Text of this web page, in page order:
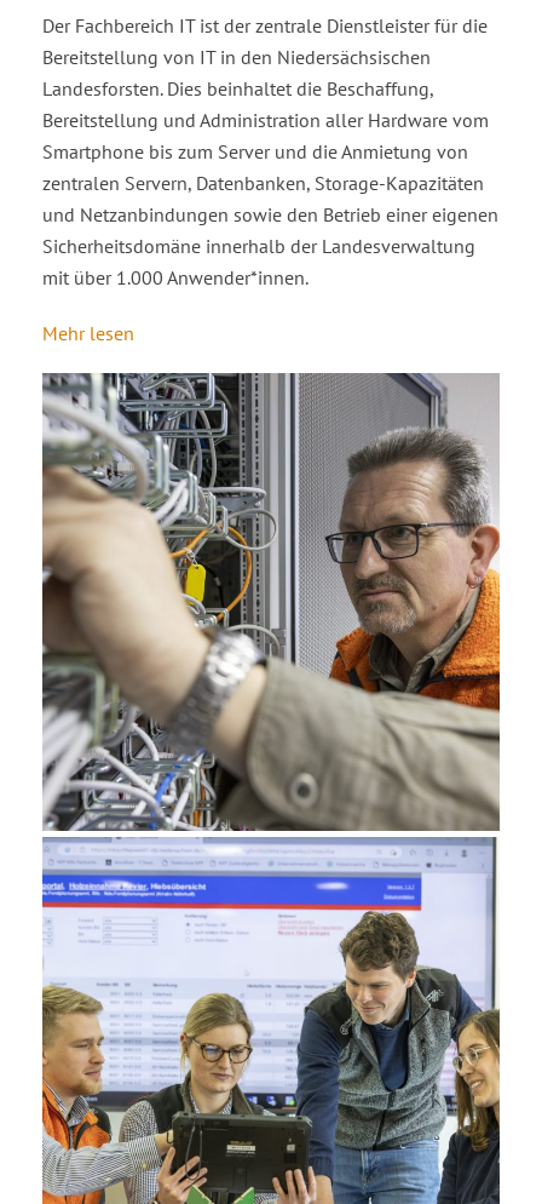
Der Fachbereich IT ist der zentrale Dienstleister für die
Bereitstellung von IT in den Niedersächsischen
Landesforsten. Dies beinhaltet die Beschaffung,
Bereitstellung und Administration aller Hardware vom
Smartphone bis zum Server und die Anmietung von
zentralen Servern, Datenbanken, Storage-Kapazitäten
und Netzanbindungen sowie den Betrieb einer eigenen
Sicherheitsdomäne innerhalb der Landesverwaltung
mit über 1.000 Anwender*innen.
Mehr lesen